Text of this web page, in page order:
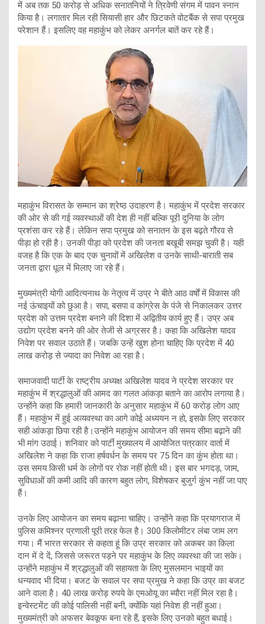
में अब तक 50 करोड़ से अधिक सनातनियों ने त्रिवेणी संगम में पावन स्नान
किया है। लगातार मिल रही सियासी हार और छिटकते वोटबैंक से सपा प्रमुख
परेशान हैं। इसलिए वह महाकुंंभ को लेकर अनर्गल बातें कर रहे हैं।
महाकुंभ विरासत के सम्मान का श्रेष्ठ उदाहरण है। महाकुंभ में प्रदेश सरकार
की ओर से की गई व्यवस्थाओं की देश ही नहीं बल्कि पूरी दुनिया के लोग
प्रशंसा कर रहे हैं। लेकिन सपा प्रमुख को सनातन के इस बढ़ते गौरव से
पीड़ा हो रही है। उनकी पीड़ा को प्रदेश की जनता बखूबी समझ चुकी है। यही
वजह है कि एक के बाद एक चुनावों में अखिलेश व उनके साथी-बाराती सब
जनता द्वारा धूल में मिलाए जा रहे हैं।
मुख्यमंत्री योगी आदित्यनाथ के नेतृत्व में उप्र ने बीते आठ वर्षाें में विकास की
नई ऊंचाइयों को छुआ है। सपा, बसपा व कांग्रेस के पंजे से निकालकर उत्तर
प्रदेश को उत्तम प्रदेश बनाने की दिशा में अद्वितीय कार्य हुए हैं। उप्र अब
उद्योग प्रदेश बनने की ओर तेजी से अग्रसर है। कहा कि अखिलेश यादव
निवेश पर सवाल उठाते हैं। जबकि उन्हें खुश होना चाहिए कि प्रदेश में 40
लाख करोड़ से ज्यादा का निवेश आ रहा है।
समाजवादी पार्टी के राष्ट्रीय अध्यक्ष अखिलेश यादव ने प्रदेश सरकार पर
महाकुंभ में श्रद्धालुओं की आमद का गलत आंकड़ा बताने का आरोप लगाया है।
उन्होंने कहा कि हमारी जानकारी के अनुसार महाकुंभ में 60 करोड़ लोग आए
हैं। महाकुंभ में हुई अव्यवस्था का आगे कोई अध्ययन न हो, इसके लिए सरकार
सही आंकड़ा छिपा रही है।उन्होंने महाकुंभ आयोजन की समय सीमा बढ़ाने की
भी मांग उठाई। शनिवार को पार्टी मुख्यालय में आयोजित पत्रकार वार्ता में
अखिलेश ने कहा कि राजा हर्षवर्धन के समय पर 75 दिन का कुंभ होता था।
उस समय किसी धर्म के लोगों पर रोक नहीं होती थी। इस बार भगदड़, जाम,
सुविधाओं की कमी आदि की कारण बहुत लोग, विशेषकर बुजुर्ग कुंभ नहीं जा पाए
हैं।
उनके लिए आयोजन का समय बढ़ाना चाहिए। उन्होंने कहा कि प्रयागराज में
पुलिस कमिश्नर प्रणाली पूरी तरह फेल है। 300 किलोमीटर लंबा जाम लग
गया। मैं भारत सरकार से कहता हूं कि उप्र सरकार को अकबर का किला
दान में दे दें, जिससे जरूरत पड़ने पर महाकुंभ के लिए व्यवस्था की जा सके।
उन्होंने महाकुंभ में श्रद्धालुओं की सहायता के लिए मुसलमान भाइयों का
धन्यवाद भी दिया। बजट के सवाल पर सपा प्रमुख ने कहा कि उप्र का बजट
आने वाला है। 40 लाख करोड़ रुपये के एमओयू का ब्यौरा नहीं मिल रहा है।
इन्वेस्टमेंट की कोई पालिसी नहीं बनी, क्योंकि यहां निवेश ही नहीं हुआ।
मुख्यमंत्री को अफसर बेवकूफ बना रहे हैं, इसके लिए उनको बहुत बधाई।